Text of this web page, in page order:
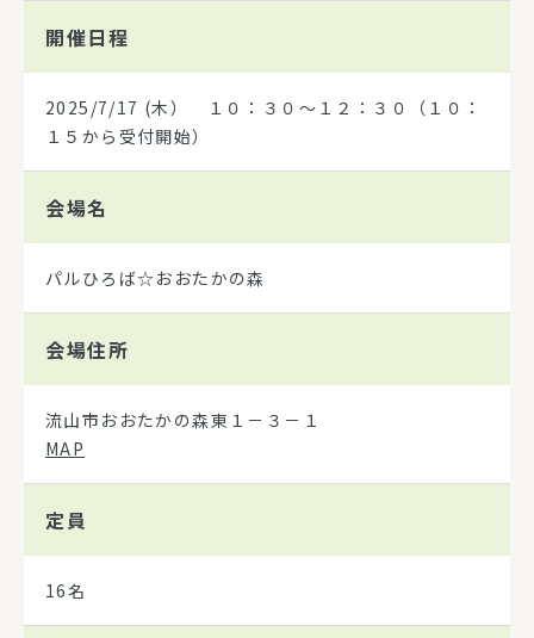
開催日程
2025/7/17 (木） １０：３０～１２：３０（１０：
１５から受付開始）
会場名
パルひろば☆おおたかの森
会場住所
流山市おおたかの森東１－３－１
MAP
定員
16名